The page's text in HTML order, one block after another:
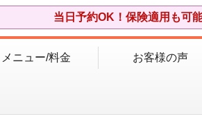
当日予約OK！保険適用も可
メニュー/料金 お客様の声